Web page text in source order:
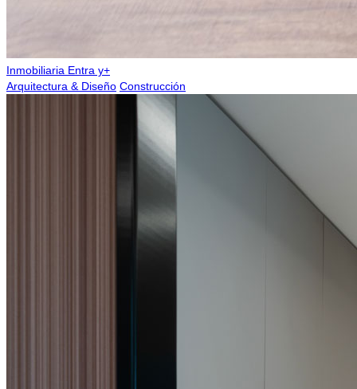
Inmobiliaria Entra y+
Arquitectura & Diseño Construcción